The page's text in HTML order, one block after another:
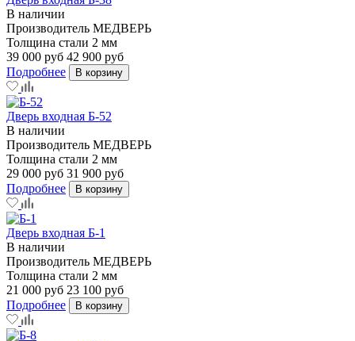
В наличии
Производитель МЕДВЕРЬ
Толщина стали 2 мм
39 000 руб 42 900 руб
Подробнее
В корзину
Дверь входная Б-52
В наличии
Производитель МЕДВЕРЬ
Толщина стали 2 мм
29 000 руб 31 900 руб
Подробнее
В корзину
Дверь входная Б-1
В наличии
Производитель МЕДВЕРЬ
Толщина стали 2 мм
21 000 руб 23 100 руб
Подробнее
В корзину